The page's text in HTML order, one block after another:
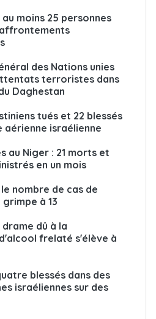
au moins 25 personnes
des Nations unies
terroristes dans
Daghestan
tués et 22 blessés
aérienne israélienne
au Niger : 21 morts et
en un mois
nombre de cas de
à 13
drame dû à la
frelaté s'élève à
blessés dans des
israéliennes sur des